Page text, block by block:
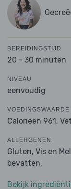
BEREIDINGSTIJD
20 - 30 minuten
NIVEAU
eenvoudig
Calorieën 961,
ALLERGENEN
Gluten, Vis en
bevatten.
Bekijk